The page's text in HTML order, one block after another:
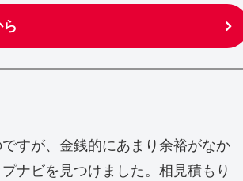
すが、金銭的にあまり余裕がなか
ナビを見つけました。相見積もり